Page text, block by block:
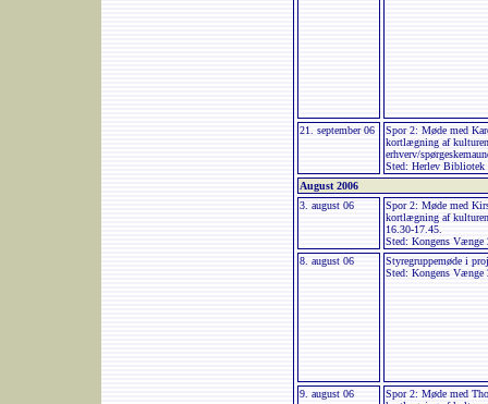
21. september 06
Spor 2: Møde med
kortlægning af
erhverv/
Sted: Herlev Bibliotek
August 2006
3. august 06
Spor 2: Møde med
kortlægning af
16.30-17.45.
Sted: Kongens
8. august 06
Styregruppemøde i
Sted: Kongens
9. august 06
Spor 2: Møde med